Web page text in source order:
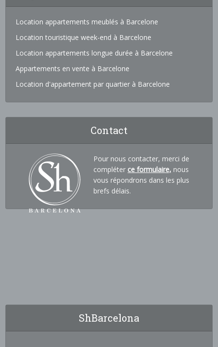
Location appartements meublés à Barcelone
Location touristique week-end à Barcelone
Location appartements longue durée à Barcelone
Appartements en vente à Barcelone
Location d'appartement par quartier à Barcelone
Contact
Pour nous contacter, merci de
compléter ce formulaire, nous
vous répondrons dans les plus
brefs délais.
ShBarcelona